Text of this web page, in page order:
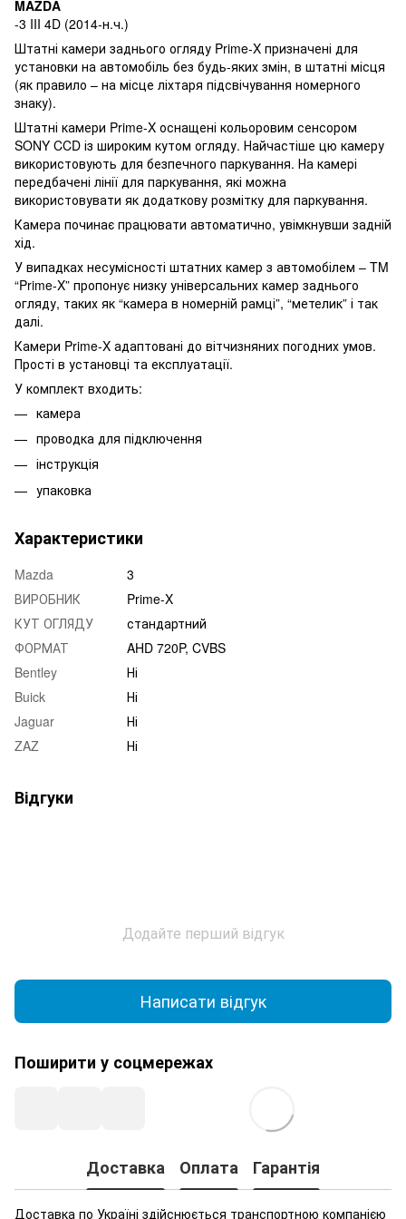
MAZDA
-3 III 4D (2014-н.ч.)
Штатні камери заднього огляду Prime-X призначені для
установки на автомобіль без будь-яких змін, в штатні місця
(як правило – на місце ліхтаря підсвічування номерного
знаку).
Штатні камери Prime-X оснащені кольоровим сенсором
SONY CCD із широким кутом огляду. Найчастіше цю камеру
використовують для безпечного паркування. На камері
передбачені лінії для паркування, які можна
використовувати як додаткову розмітку для паркування.
Камера починає працювати автоматично, увімкнувши задній
хід.
У випадках несумісності штатних камер з автомобілем – TM
“Prime-X” пропонує низку універсальних камер заднього
огляду, таких як “камера в номерній рамці”, “метелик” і так
далі.
Камери Prime-X адаптовані до вітчизняних погодних умов.
Прості в установці та експлуатації.
У комплект входить:
камера
проводка для підключення
інструкція
упаковка
Характеристики
Mazda
3
ВИРОБНИК
Prime-X
КУТ ОГЛЯДУ
стандартний
ФОРМАТ
AHD 720P, CVBS
Bentley
Ні
Buick
Ні
Jaguar
Ні
ZAZ
Ні
Відгуки
Додайте перший відгук
Написати відгук
Поширити у соцмережах
Доставка Оплата Гарантія
Доставка по Україні здійснюється транспортною компанією